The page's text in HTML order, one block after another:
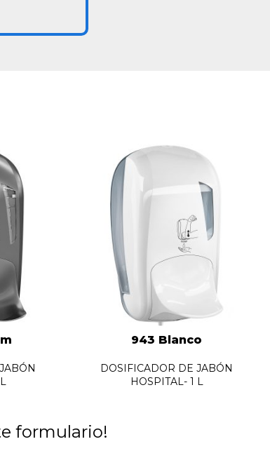
943 Blanco
DOSIFICADOR DE JABÓN
HOSPITAL- 1 L
formulario!